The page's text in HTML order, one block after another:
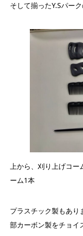
そして揃ったY.Sパー
上から、刈り上げコー
ーム1本
プラスチック製もあり
部カーボン製をチョイ